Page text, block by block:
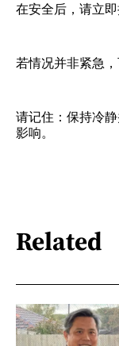
在安全后，请立
若情况并非紧急
请记住：保持冷
影响。
Related